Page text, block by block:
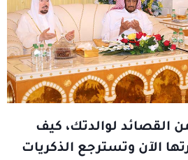
القصائد لوالدتك، كيف
الآن وتسترجع الذكريات